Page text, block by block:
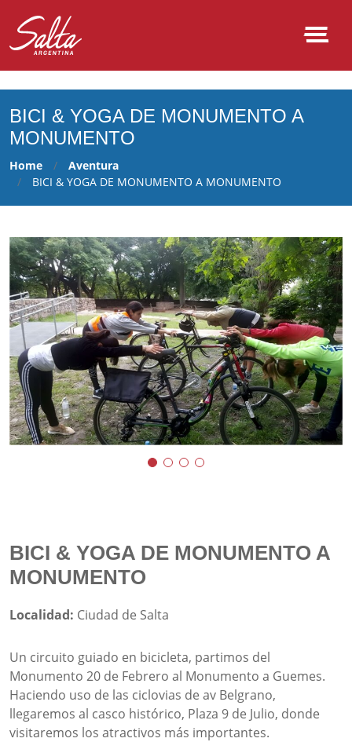
BICI & YOGA DE MONUMENTO A
MONUMENTO
Home
Aventura
BICI & YOGA DE MONUMENTO A MONUMENTO
BICI & YOGA DE MONUMENTO A
MONUMENTO
Localidad: Ciudad de Salta
Un circuito guiado en bicicleta, partimos del
Monumento 20 de Febrero al Monumento a Guemes.
Haciendo uso de las ciclovias de av Belgrano,
llegaremos al casco histórico, Plaza 9 de Julio, donde
visitaremos los atractivos más importantes.